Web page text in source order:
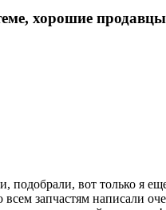
хорошие продавцы
подобрали, вот только я
запчастям написали